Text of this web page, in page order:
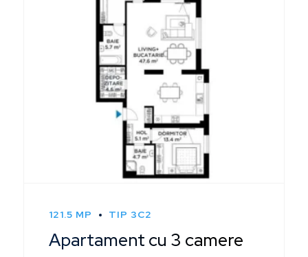
121.5 MP TIP 3C2
Apartament cu 3 camere